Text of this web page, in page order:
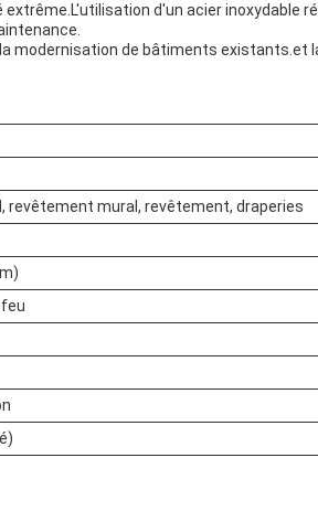
d'un acier inoxydable
modernisation de bâtiments existants.et
revêtement mural, revêtement, draperies